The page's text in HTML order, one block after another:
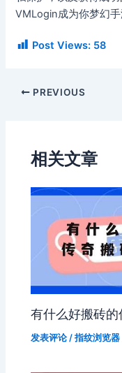
VMLogin成为你梦幻手
Post Views: 58
PREVIOUS
相关文章
有什么好搬砖
发表评论 /指纹浏览器